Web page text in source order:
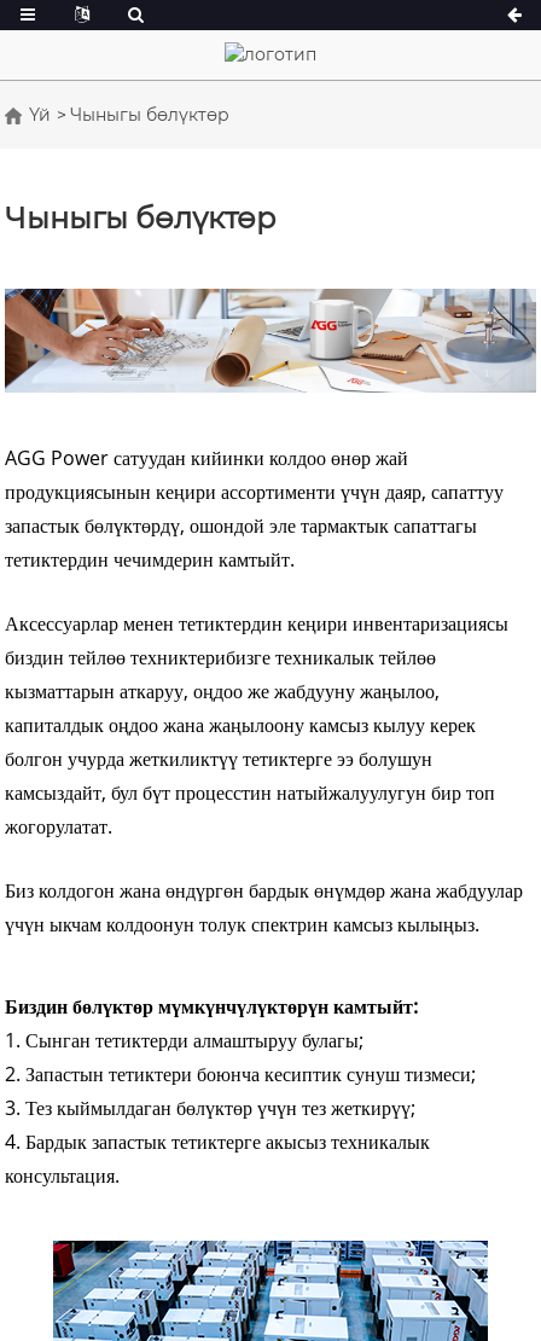
Үй Чыныгы бөлүктөр
Чыныгы бөлүктөр
AGG Power сатуудан кийинки колдоо өнөр жай
продукциясынын кеңири ассортименти үчүн даяр, сапаттуу
запастык бөлүктөрдү, ошондой эле тармактык сапаттагы
тетиктердин чечимдерин камтыйт.
Аксессуарлар менен тетиктердин кеңири инвентаризациясы
биздин тейлөө техниктерибизге техникалык тейлөө
кызматтарын аткаруу, оңдоо же жабдууну жаңылоо,
капиталдык оңдоо жана жаңылоону камсыз кылуу керек
болгон учурда жеткиликтүү тетиктерге ээ болушун
камсыздайт, бул бүт процесстин натыйжалуулугун бир топ
жогорулатат.
Биз колдогон жана өндүргөн бардык өнүмдөр жана жабдуулар
үчүн ыкчам колдоонун толук спектрин камсыз кылыңыз.
Биздин бөлүктөр мүмкүнчүлүктөрүн камтыйт:
1. Сынган тетиктерди алмаштыруу булагы;
2. Запастын тетиктери боюнча кесиптик сунуш тизмеси;
3. Тез кыймылдаган бөлүктөр үчүн тез жеткирүү;
4. Бардык запастык тетиктерге акысыз техникалык
консультация.
ББ сериясы 33-300 кВА
DE сериясы 22-250 кВА
К Сереис 7-49 кВА
V сериясы 94-285 кВА
S сериясы
DE сериясы